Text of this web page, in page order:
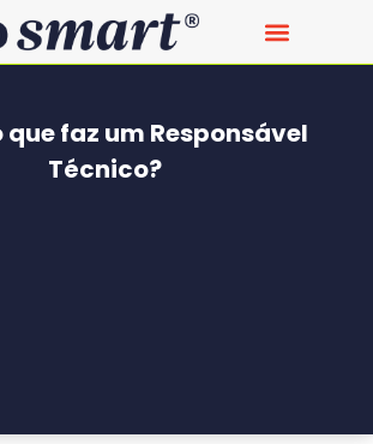
faz um Responsável
Técnico?